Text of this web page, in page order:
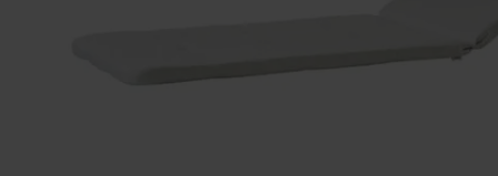
COVER 18: HYDE PARASOL 3X4 M BLACK
CANE-LINE -